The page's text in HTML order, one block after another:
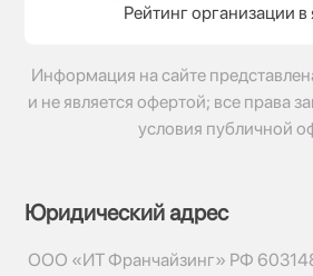
Рейтинг организации в
Информация на сайте
и не является офертой; все права
условия публичной
Юридический адрес
ООО «ИТ Франчайзинг» РФ